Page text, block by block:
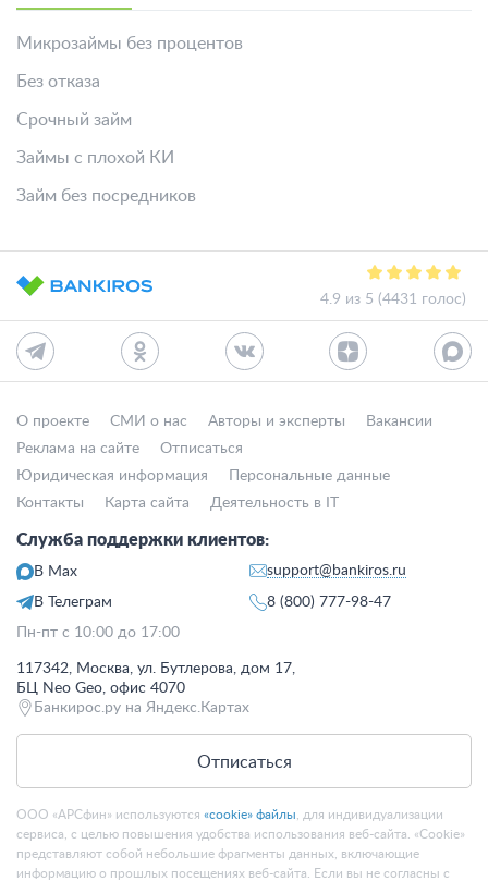
Микрозаймы без процентов
Без отказа
Срочный займ
Займы с плохой КИ
Займ без посредников
4.9 из 5 (4431 голос)
О проекте СМИ о нас Авторы и эксперты
Вакансии
Реклама на сайте
Отписаться
Юридическая информация
Персональные данные
Контакты
Карта сайта Деятельность в IT
Служба поддержки клиентов:
В Max
В Телеграм
support@bankiros.ru
8 (800) 777-98-47
Пн-пт с 10:00 до 17:00
117342, Москва, ул. Бутлерова, дом 17,
БЦ Neo Geo, офис 4070
Банкирос.ру на Яндекс.Картах
Отписаться
ООО «АРСфин» используются «cookie» файлы , для индивидуализации
сервиса, с целью повышения удобства использования веб-сайта. «Cookie»
представляют собой небольшие фрагменты данных, включающие
информацию о прошлых посещениях веб-сайта. Если вы не согласны с